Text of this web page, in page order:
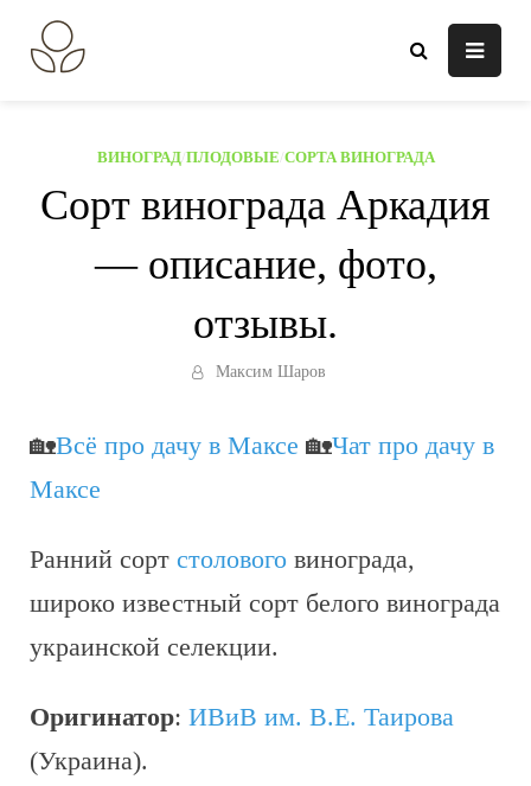
содержанию
ВИНОГРАД/ ПЛОДОВЫЕ СОРТА ВИНОГРАДА
Сорт винограда Аркадия
— описание, фото,
отзывы.
Максим Шаров
🏡Всё про дачу в Максе 🏡Чат про дачу в
Максе
Ранний сорт столового винограда,
широко известный сорт белого винограда
украинской селекции.
Оригинатор: ИВиВ им. В.Е. Таирова
(Украина).